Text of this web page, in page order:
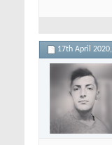
17th April 2020,